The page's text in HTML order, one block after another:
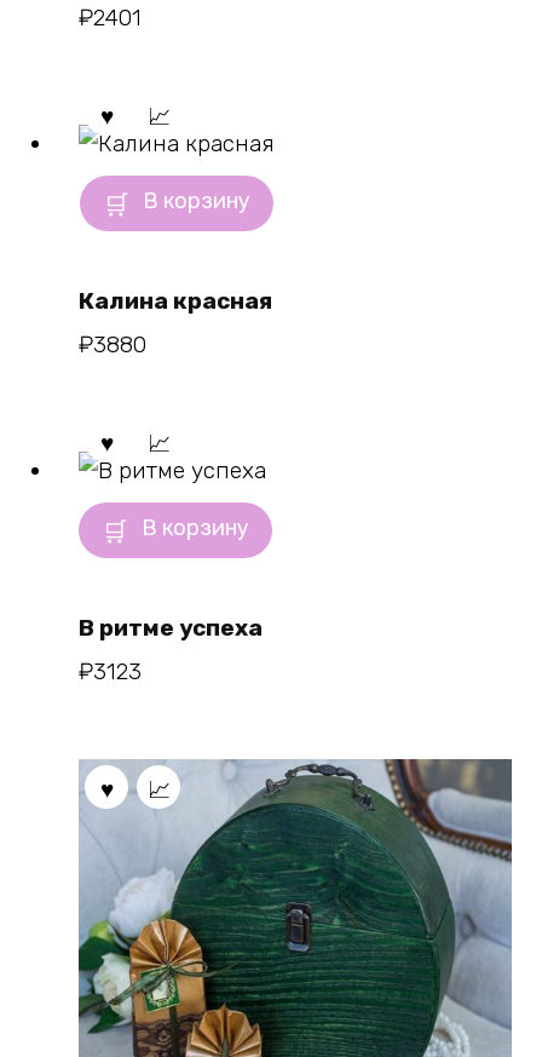
₽2401
В корзину
Калина красная
₽3880
В корзину
В ритме успеха
₽3123